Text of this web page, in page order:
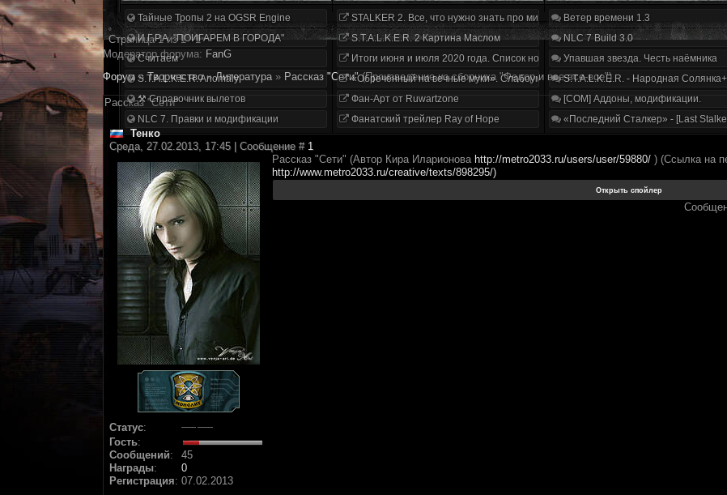
Тайные Тропы 2 на OGSR Engine
И.Г.Р.А. "ПОИГАРЕМ В ГОРОДА"
Считаем
S.T.A.L.K.E.R. Anomaly
⚒ Справочник вылетов
NLC 7. Правки и модификации
STALKER 2. Все, что нужно знать про мир, геймплей и сюжет | Разбор трейлера
S.T.A.L.K.E.R. 2 Картина Маслом
Итоги июня и июля 2020 года. Список нововведений
«Обречённый на вечные муки». Слабоумие и отвага
Фан-Арт от Ruwartzone
Фанатский трейлер Ray of Hope
Ветер времени 1.3
NLC 7 Build 3.0
Упавшая звезда. Честь наёмника
S.T.A.L.K.E.R. - Народная
[COM] Аддоны, модификации.
«Последний Сталкер» - [Last
Страница1из1
1
Модератор форума: FanG
Форум » Творчество » Литература » Рассказ "Сети" (Произведение из сборника "Федор и все-все-все")
Рассказ "Сети"
Тенко
Среда, 27.02.2013, 17:45 | Сообщение # 1
Статус:
Гость:
Сообщений:
45
Награды:
0
Регистрация: 07.02.2013
Рассказ "Сети" (Автор Кира Иларионова http://metro2033.ru/users/user/59880/ ) (Ссылка на
http://www.metro2033.ru/creative/texts/898295/)